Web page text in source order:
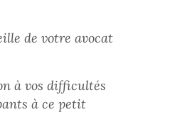
de votre avocat
à vos difficultés
à ce petit